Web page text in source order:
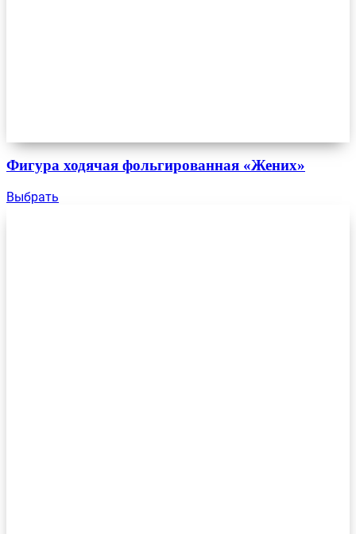
Фигура ходячая фольгированная «Жених»
Выбрать